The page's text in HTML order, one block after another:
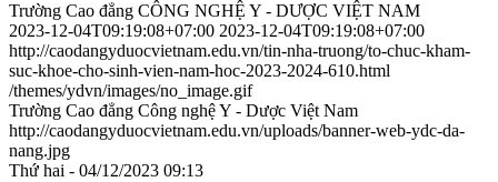
Trường Cao đẳng CÔNG NGHỆ Y - DƯỢC VIỆT NAM
2023-12-04T09:19:08+07:00 2023-12-04T09:19:08+07:00
http://caodangyduocvietnam.edu.vn/tin-nha-truong/to-chuc-kham-
suc-khoe-cho-sinh-vien-nam-hoc-2023-2024-610.html
/themes/ydvn/images/no_image.gif
Trường Cao đẳng Công nghệ Y - Dược Việt Nam
http://caodangyduocvietnam.edu.vn/uploads/banner-web-ydc-da-
nang.jpg
Thứ hai - 04/12/2023 09:13